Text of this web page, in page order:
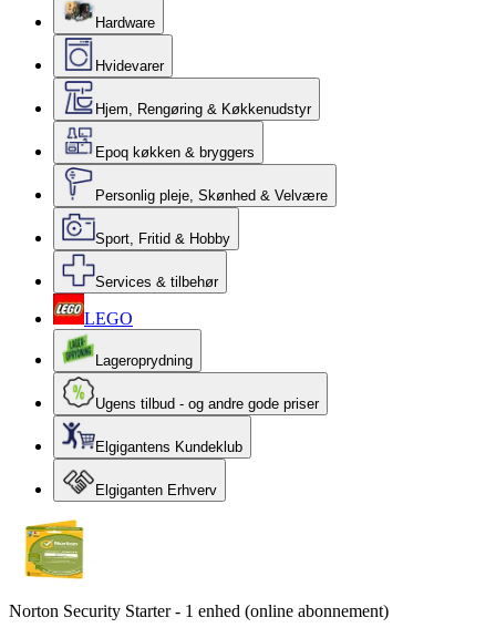
Hardware
Hvidevarer
Hjem, Rengøring & Køkkenudstyr
Epoq køkken & bryggers
Personlig pleje, Skønhed & Velvære
Sport, Fritid & Hobby
Services & tilbehør
LEGO
Lageroprydning
Ugens tilbud - og andre gode priser
Elgigantens Kundeklub
Elgiganten Erhverv
Norton Security Starter - 1 enhed (online abonnement)